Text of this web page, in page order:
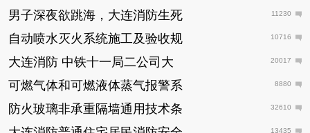
男子深夜欲跳海，大连消防生死 11230
自动喷水灭火系统施工及验收规 10716
大连消防 中铁十一局二公司大 20017
可燃气体和可燃液体蒸气报警系 8880
防火玻璃非承重隔墙通用技术条 32610
13435